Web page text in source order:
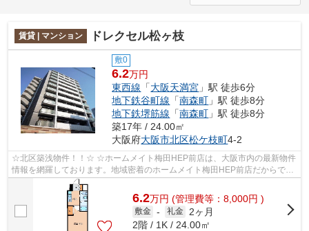
賃貸 | マンション ドレクセル松ヶ枝
敷0
6.2万円
東西線 「大阪天満宮 」駅 徒歩6分
地下鉄谷町線 「南森町 」駅 徒歩8分
地下鉄堺筋線 「南森町 」駅 徒歩8分
築17年 / 24.00㎡
大阪府大阪市北区松ケ枝町4-2
☆北区築浅物件！！☆ ☆ホームメイト梅田HEP前店は、大阪市内の最新物件
情報を網羅しております。地域密着のホームメイト梅田HEP前店だからでき
るお部屋探し品質であなたの理想のお部屋...
6.2万円 (管理費等：8,000円 )
敷金 - 礼金
2ヶ月
2階 / 1K / 24.00㎡